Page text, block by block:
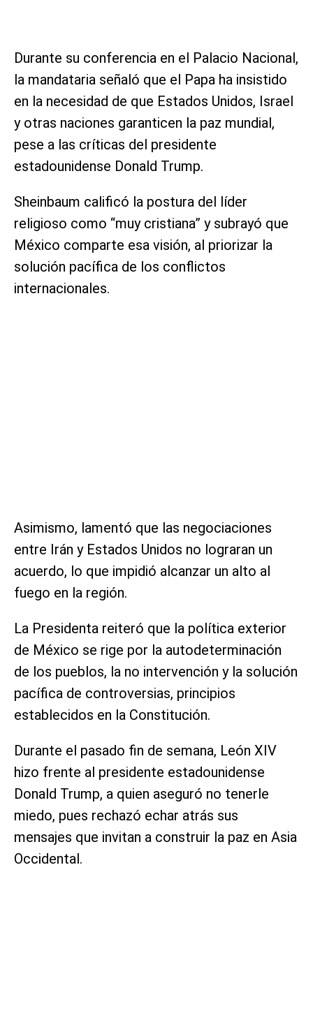
Durante su conferencia en el Palacio Nacional,
la mandataria señaló que el Papa ha insistido
en la necesidad de que Estados Unidos, Israel
y otras naciones garanticen la paz mundial,
pese a las críticas del presidente
estadounidense Donald Trump.
Sheinbaum calificó la postura del líder
religioso como “muy cristiana” y subrayó que
México comparte esa visión, al priorizar la
solución pacífica de los conflictos
internacionales.
Asimismo, lamentó que las negociaciones
entre Irán y Estados Unidos no lograran un
acuerdo, lo que impidió alcanzar un alto al
fuego en la región.
La Presidenta reiteró que la política exterior
de México se rige por la autodeterminación
de los pueblos, la no intervención y la solución
pacífica de controversias, principios
establecidos en la Constitución.
Durante el pasado fin de semana, León XIV
hizo frente al presidente estadounidense
Donald Trump, a quien aseguró no tenerle
miedo, pues rechazó echar atrás sus
mensajes que invitan a construir la paz en Asia
Occidental.